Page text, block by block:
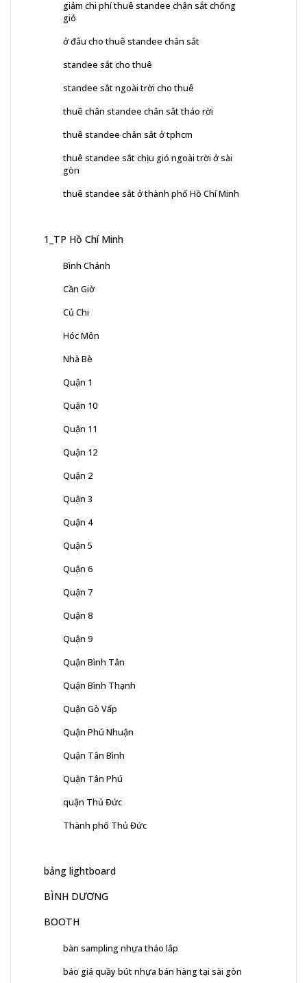
giảm chi phí thuê standee chân sắt chống
gió
ở đâu cho thuê standee chân sắt
standee sắt cho thuê
standee sắt ngoài trời cho thuê
thuê chân standee chân sắt tháo rời
thuê standee chân sắt ở tphcm
thuê standee sắt chịu gió ngoài trời ở sài
gòn
thuê standee sắt ở thành phố Hồ Chí Minh
1_TP Hồ Chí Minh
Bình Chánh
Cần Giờ
Củ Chi
Hóc Môn
Nhà Bè
Quận 1
Quận 10
Quận 11
Quận 12
Quận 2
Quận 3
Quận 4
Quận 5
Quận 6
Quận 7
Quận 8
Quận 9
Quận Bình Tân
Quận Bình Thạnh
Quận Gò Vấp
Quận Phú Nhuận
Quận Tân Bình
Quận Tân Phú
quận Thủ Đức
Thành phố Thủ Đức
bảng lightboard
BÌNH DƯƠNG
BOOTH
bàn sampling nhựa tháo lắp
báo giá quầy bút nhựa bán hàng tại sài gòn